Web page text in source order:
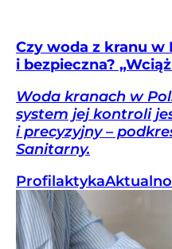
Czy woda z kranu w
i bezpieczna?
Woda kranach w
system jej kontroli
i precyzyjny –
Sanitarny.
Profilaktyka